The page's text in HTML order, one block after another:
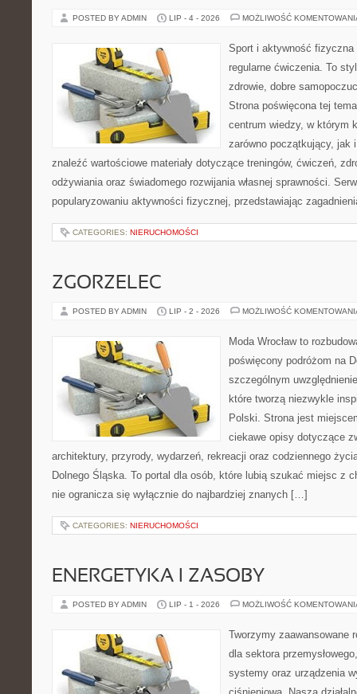
POSTED BY ADMIN LIP - 4 - 2026 MOŻLIWOŚĆ
Sport i aktywność
regularne ćwiczenia. To
zdrowie, dobre
Strona poświęcona tej
centrum wiedzy, w którym
zarówno początkujący, jak
znaleźć wartościowe materiały dotyczące treningów, ćwiczeń,
odżywiania oraz świadomego rozwijania własnej sprawności.
popularyzowaniu aktywności fizycznej, przedstawiając
CATEGORIES: NIERUCHOMOŚCI
ZGORZELEC
POSTED BY ADMIN LIP - 2 - 2026 MOŻLIWOŚĆ
Moda Wrocław to
poświęcony podróżom na
szczególnym
które tworzą niezwykle
Polski. Strona jest
ciekawe opisy dotyczące
architektury, przyrody, wydarzeń, rekreacji oraz codziennego
Dolnego Śląska. To portal dla osób, które lubią szukać miejsc z
nie ogranicza się wyłącznie do najbardziej znanych […]
CATEGORIES: NIERUCHOMOŚCI
ENERGETYKA I ZASOBY
POSTED BY ADMIN LIP - 1 - 2026 MOŻLIWOŚĆ
Tworzymy zaawansowane
dla sektora
systemy oraz urządzenia